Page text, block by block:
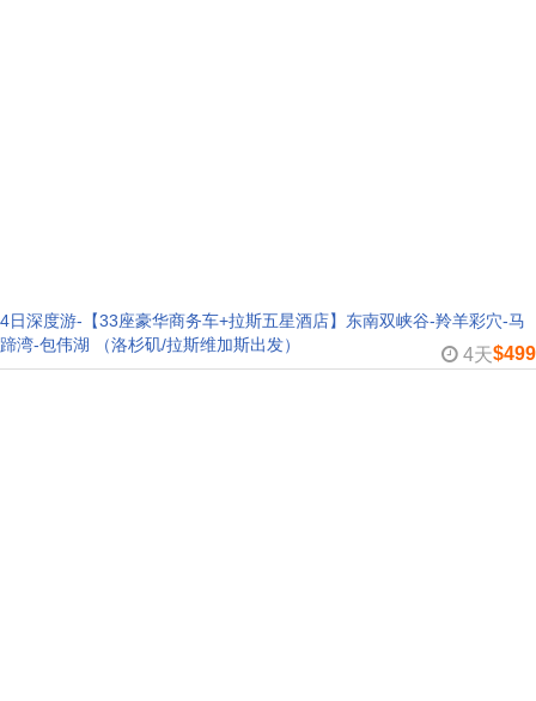
4日深度游-【33座豪华商务车+拉斯五星酒店】东南双峡谷-羚羊彩穴-马
蹄湾-包伟湖 （洛杉矶/拉斯维加斯出发）
4天$499